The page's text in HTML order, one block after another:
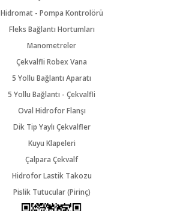
Hidromat - Pompa Kontrolörü
Fleks Bağlantı Hortumları
Manometreler
Çekvalfli Robex Vana
5 Yollu Bağlantı Aparatı
5 Yollu Bağlantı - Çekvalfli
Oval Hidrofor Flanşı
Dik Tip Yaylı Çekvalfler
Kuyu Klapeleri
Çalpara Çekvalf
Hidrofor Lastik Takozu
Pislik Tutucular (Pirinç)